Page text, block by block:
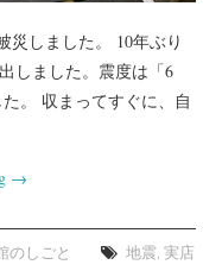
災しました。 10年ぶり
しました。震度は「6
。 収まってすぐに、自
→
のしごと 地震, 実店